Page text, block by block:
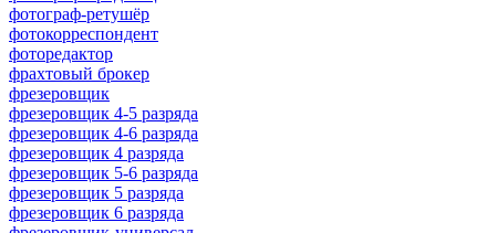
фотограф-ретушёр
фотокорреспондент
фоторедактор
фрахтовый брокер
фрезеровщик
фрезеровщик 4-5 разряда
фрезеровщик 4-6 разряда
фрезеровщик 4 разряда
фрезеровщик 5-6 разряда
фрезеровщик 5 разряда
фрезеровщик 6 разряда